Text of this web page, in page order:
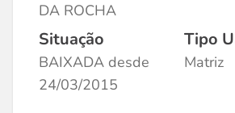
DA ROCHA
Situação
BAIXADA desde
24/03/2015
Tipo
Matriz